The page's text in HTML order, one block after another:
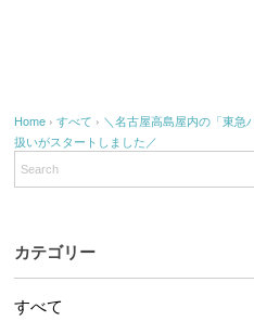
Home ›すべて › ＼名古屋高島屋内の「東急
扱いがスタートしました／
カテゴリー
すべて